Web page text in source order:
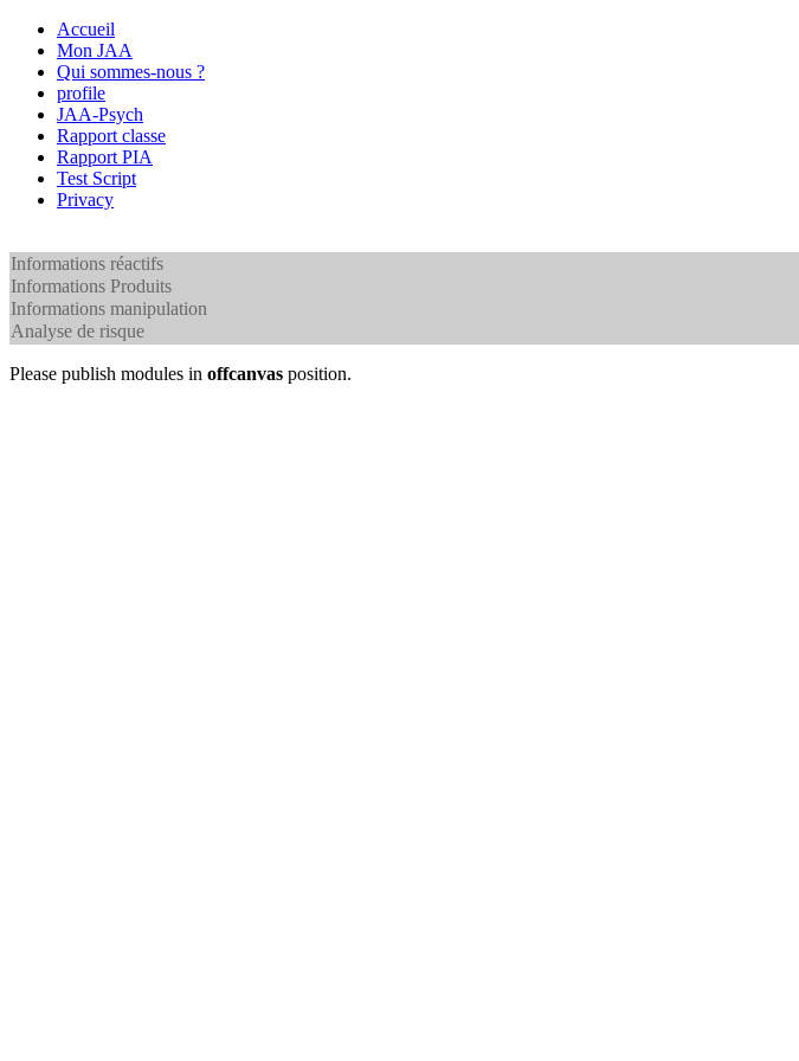
Accueil
Mon JAA
Qui sommes-nous ?
profile
JAA-Psych
Rapport classe
Rapport PIA
Test Script
Privacy
Informations réactifs
Informations Produits
Informations manipulation
Analyse de risque
Please publish modules in offcanvas position.